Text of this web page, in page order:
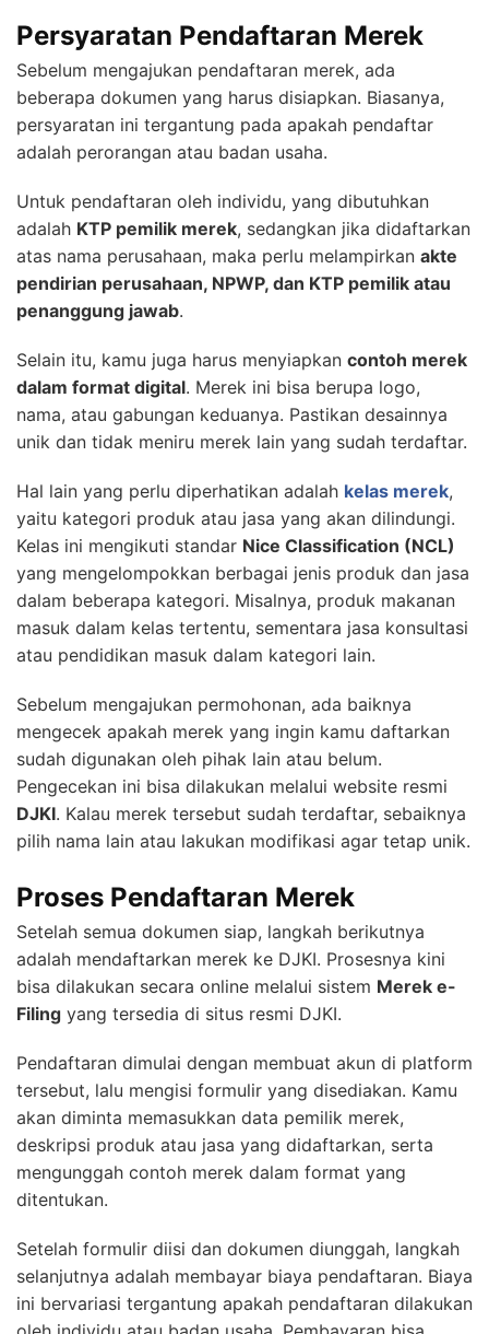
Persyaratan Pendaftaran Merek
Sebelum mengajukan pendaftaran merek, ada
beberapa dokumen yang harus disiapkan. Biasanya,
persyaratan ini tergantung pada apakah pendaftar
adalah perorangan atau badan usaha.
Untuk pendaftaran oleh individu, yang dibutuhkan
adalah KTP pemilik merek, sedangkan jika didaftarkan
atas nama perusahaan, maka perlu melampirkan akte
pendirian perusahaan, NPWP, dan KTP pemilik atau
penanggung jawab.
Selain itu, kamu juga harus menyiapkan contoh merek
dalam format digital. Merek ini bisa berupa logo,
nama, atau gabungan keduanya. Pastikan desainnya
unik dan tidak meniru merek lain yang sudah terdaftar.
Hal lain yang perlu diperhatikan adalah kelas merek,
yaitu kategori produk atau jasa yang akan dilindungi.
Kelas ini mengikuti standar Nice Classification (NCL)
yang mengelompokkan berbagai jenis produk dan jasa
dalam beberapa kategori. Misalnya, produk makanan
masuk dalam kelas tertentu, sementara jasa konsultasi
atau pendidikan masuk dalam kategori lain.
Sebelum mengajukan permohonan, ada baiknya
mengecek apakah merek yang ingin kamu daftarkan
sudah digunakan oleh pihak lain atau belum.
Pengecekan ini bisa dilakukan melalui website resmi
DJKI. Kalau merek tersebut sudah terdaftar, sebaiknya
pilih nama lain atau lakukan modifikasi agar tetap unik.
Proses Pendaftaran Merek
Setelah semua dokumen siap, langkah berikutnya
adalah mendaftarkan merek ke DJKI. Prosesnya kini
bisa dilakukan secara online melalui sistem Merek e-
Filing yang tersedia di situs resmi DJKI.
Pendaftaran dimulai dengan membuat akun di platform
tersebut, lalu mengisi formulir yang disediakan. Kamu
akan diminta memasukkan data pemilik merek,
deskripsi produk atau jasa yang didaftarkan, serta
mengunggah contoh merek dalam format yang
ditentukan.
Setelah formulir diisi dan dokumen diunggah, langkah
selanjutnya adalah membayar biaya pendaftaran. Biaya
ini bervariasi tergantung apakah pendaftaran dilakukan